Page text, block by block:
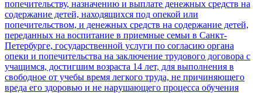
попечительству, назначению и выплате денежных средств на
содержание детей, находящихся под опекой или
попечительством, и денежных средств на содержание детей,
переданных на воспитание в приемные семьи в Санкт-
Петербурге, государственной услуги по согласию органа
опеки и попечительства на заключение трудового договора с
учащимся, достигшим возраста 14 лет, для выполнения в
свободное от учебы время легкого труда, не причиняющего
вреда его здоровью и не нарушающего процесса обучения